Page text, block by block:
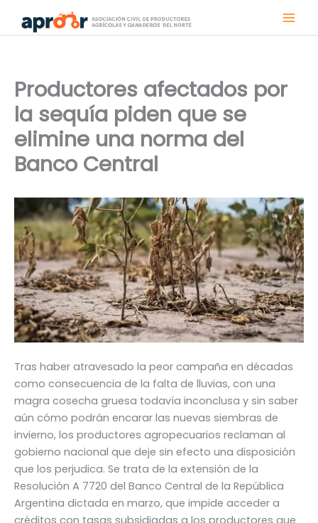
Productores afectados por
la sequía piden que se
elimine una norma del
Banco Central
Tras haber atravesado la peor campaña en décadas
como consecuencia de la falta de lluvias, con una
magra cosecha gruesa todavía inconclusa y sin saber
aún cómo podrán encarar las nuevas siembras de
invierno, los productores agropecuarios reclaman al
gobierno nacional que deje sin efecto una disposición
que los perjudica. Se trata de la extensión de la
Resolución A 7720 del Banco Central de la República
Argentina dictada en marzo, que impide acceder a
créditos con tasas subsidiadas a los productores que